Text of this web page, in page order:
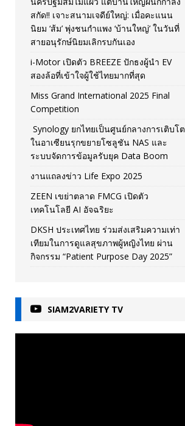
สกัด!! เจาะสนามเจดีย์ใหญ่: เมื่อคะแนน
นิยม ‘ส้ม’ พุ่งชนกำแพง ‘บ้านใหญ่’ ในวันที่
สายอนุรักษ์นิยมเลิกรบกันเอง
i-Motor เปิดตัว BREEZE ปักธงผู้นำ EV
สองล้อที่เข้าใจผู้ใช้ไทยมากที่สุด
Miss Grand International 2025 Final
Competition
Synology ยกไทยเป็นศูนย์กลางการเติบโต
ในอาเซียนรุกขยายโซลูชัน NAS และ
ระบบจัดการข้อมูลรับยุค Data Boom
งานแถลงข่าว Life Expo 2025
ZEEN เขย่าตลาด FMCG เปิดตัว
เทคโนโลยี AI อัจฉริยะ
DKSH ประเทศไทย ร่วมส่งเสริมความเท่า
เทียมในการดูแลสุขภาพผู้หญิงไทย ผ่าน
กิจกรรม “Patient Purpose Day 2025”
SIAM2VARIETY TV